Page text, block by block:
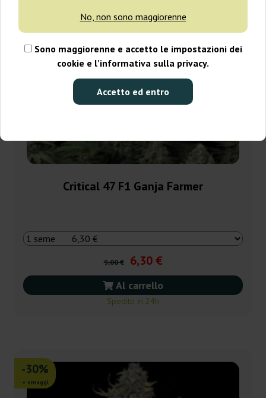
No, non sono maggiorenne
Sono maggiorenne e accetto le impostazioni dei
cookie e l’informativa sulla privacy.
Accetto ed entro
Critical 47 F1 Ganja Farmer
9,00 € 6,30 €
Al carrello
Spedito in 24h
-30%
+ omaggi